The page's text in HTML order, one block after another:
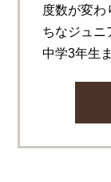
度数が変わ
ちなジュニ
中学3年生